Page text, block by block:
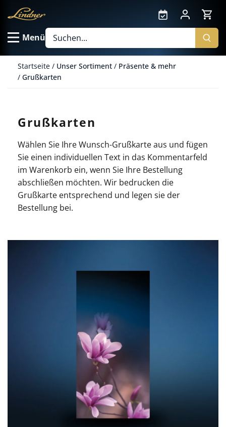
zum
Menü
Startseite / Unser Sortiment / Präsente & mehr
/ Grußkarten
Grußkarten
Wählen Sie Ihre Wunsch-Grußkarte aus und fügen
Sie einen individuellen Text in das Kommentarfeld
im Warenkorb ein, wenn Sie Ihre Bestellung
abschließen möchten. Wir bedrucken die
Grußkarte entsprechend und legen sie der
Bestellung bei.